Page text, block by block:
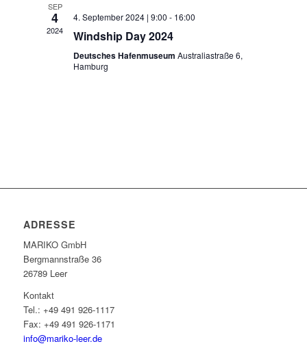
SEP
4
2024
4. September 2024 | 9:00 - 16:00
Windship Day 2024
Deutsches HafenmuseumAustraliastraße 6,
Hamburg
ADRESSE
MARIKO GmbH
Berg­mann­straße 36
26789 Leer
Kontakt
Tel.: +49 491 926-1117
Fax: +49 491 926-1171
info@mariko-leer.de